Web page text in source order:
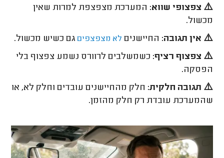
⚠️ צפצופי שווא: המערכת מצפצפת למרות שאין
מכשול.
⚠️ אין תגובה: החיישנים לא מצפצפיםגם כשיש מכשול.
⚠️ צפצוף רציף: כשמשלבים לרוורס נשמע צפצוף בלי
הפסקה.
⚠️ תגובה חלקית: חלק מהחיישנים עובדים וחלק לא, או
שהמערכת עובדת רק חלק מהזמן.